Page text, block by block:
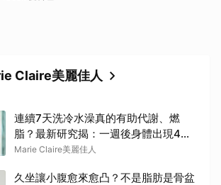
Claire美麗佳人
連續7天洗冷水澡真的有助代謝、燃
脂？最新研究揭：一週後身體出現4個
變化
Marie Claire美麗佳人
久坐讓小腹愈來愈凸？不是脂肪是骨盆